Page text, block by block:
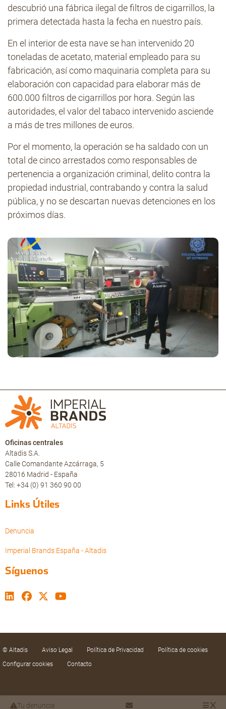
Tu denuncia
descubrió una fábrica ilegal de filtros de cigarrillos, la
primera detectada hasta la fecha en nuestro país.
En el interior de esta nave se han intervenido 20
toneladas de acetato, material empleado para su
fabricación, así como maquinaria completa para su
elaboración con capacidad para elaborar más de
600.000 filtros de cigarrillos por hora. Según las
autoridades, el valor del tabaco intervenido asciende
a más de tres millones de euros.
Por el momento, la operación se ha saldado con un
total de cinco arrestados como responsables de
pertenencia a organización criminal, delito contra la
propiedad industrial, contrabando y contra la salud
pública, y no se descartan nuevas detenciones en los
próximos días.
Oficinas centrales
Altadis S.A.
Calle Comandante Azcárraga, 5
28016 Madrid - España
Tel: +34 (0) 91 360 90 00
Links Útiles
Denuncia
Imperial Brands España - Altadis
Síguenos
© Altadis Aviso Legal Política de Privacidad
Política de cookies
Configurar cookies
Contacto